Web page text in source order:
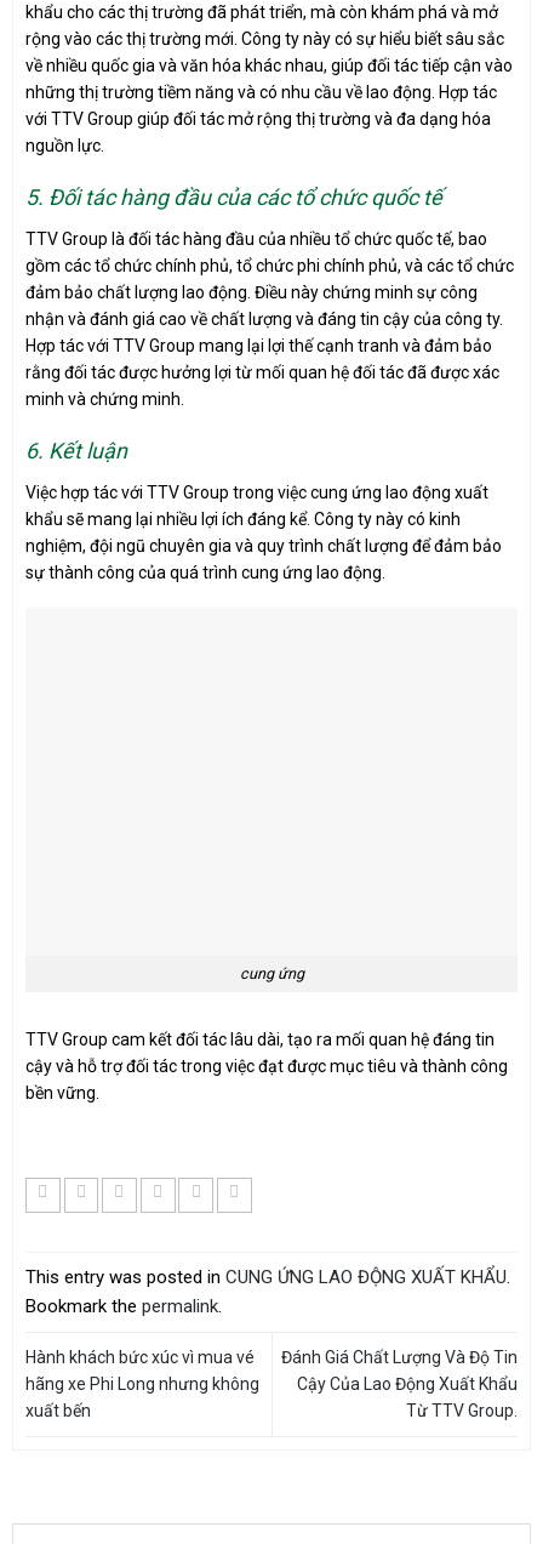
khẩu cho các thị trường đã phát triển, mà còn khám phá và mở
rộng vào các thị trường mới. Công ty này có sự hiểu biết sâu sắc
về nhiều quốc gia và văn hóa khác nhau, giúp đối tác tiếp cận vào
những thị trường tiềm năng và có nhu cầu về lao động. Hợp tác
với TTV Group giúp đối tác mở rộng thị trường và đa dạng hóa
nguồn lực.
5. Đối tác hàng đầu của các tổ chức quốc tế
TTV Group là đối tác hàng đầu của nhiều tổ chức quốc tế, bao
gồm các tổ chức chính phủ, tổ chức phi chính phủ, và các tổ chức
đảm bảo chất lượng lao động. Điều này chứng minh sự công
nhận và đánh giá cao về chất lượng và đáng tin cậy của công ty.
Hợp tác với TTV Group mang lại lợi thế cạnh tranh và đảm bảo
rằng đối tác được hưởng lợi từ mối quan hệ đối tác đã được xác
minh và chứng minh.
6. Kết luận
Việc hợp tác với TTV Group trong việc cung ứng lao động xuất
khẩu sẽ mang lại nhiều lợi ích đáng kể. Công ty này có kinh
nghiệm, đội ngũ chuyên gia và quy trình chất lượng để đảm bảo
sự thành công của quá trình cung ứng lao động.
cung ứng
TTV Group cam kết đối tác lâu dài, tạo ra mối quan hệ đáng tin
cậy và hỗ trợ đối tác trong việc đạt được mục tiêu và thành công
bền vững.
This entry was posted in CUNG ỨNG LAO ĐỘNG XUẤT KHẨU
Bookmark the permalink
Hành khách bức xúc vì mua vé
hãng xe Phi Long nhưng không
xuất bến
Đánh Giá Chất Lượng Và Độ Tin
Cậy Của Lao Động Xuất Khẩu
Từ TTV Group.